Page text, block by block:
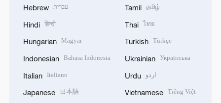
Hebrew עברית
Hindi हिन्दी
Hungarian Magyar
Indonesian Bahasa Indonesia
Italian Italiano
Japanese 日本語
Tamil தமிழ்
Thai ไทย
Turkish Türkçe
Ukrainian Українська
Urdu اردو
Vietnamese Tiếng Việt